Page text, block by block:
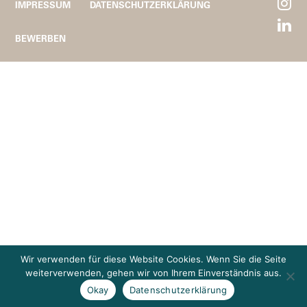
IMPRESSUM DATENSCHUTZERKLÄRUNG
BEWERBEN
Wir verwenden für diese Website Cookies. Wenn Sie die Seite
weiterverwenden, gehen wir von Ihrem Einverständnis aus.
Okay
Datenschutzerklärung